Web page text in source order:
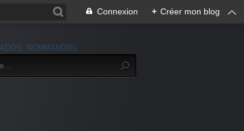
Connexion + Créer mon blog